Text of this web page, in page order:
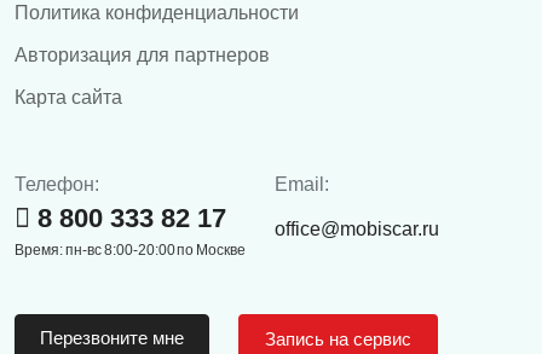
Политика конфиденциальности
Авторизация для партнеров
Карта сайта
Телефон:
8 800 333 82 17
Время: пн-вс 8:00-20:00 по Москве
Email:
office@mobiscar.ru
Перезвоните мне Запись на сервис